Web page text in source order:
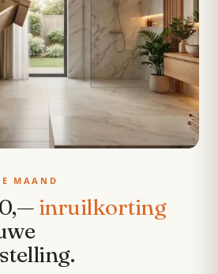
MAAND
inruilkorting
.